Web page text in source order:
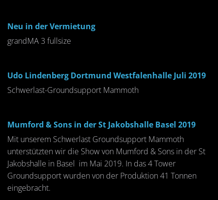
Neu in der Vermietung
grandMA 3 fullsize
Udo Lindenberg Dortmund Westfalenhalle Juli 2019
Schwerlast-Groundsupport Mammoth
Mumford & Sons in der St Jakobshalle Basel 2019
Mit unserem Schwerlast Groundsupport Mammoth
unterstützten wir die Show von Mumford & Sons in der St
Jakobshalle in Basel im Mai 2019. In das 4 Tower
Groundsupport wurden von der Produktion 41 Tonnen
eingebracht.